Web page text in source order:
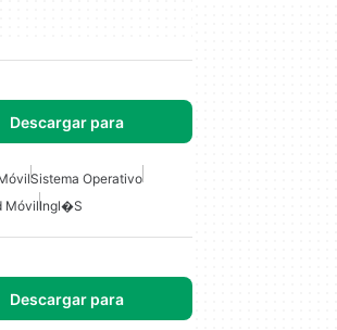
Descargar para
Sistema Operativo
MóvilIngl�s
Descargar para